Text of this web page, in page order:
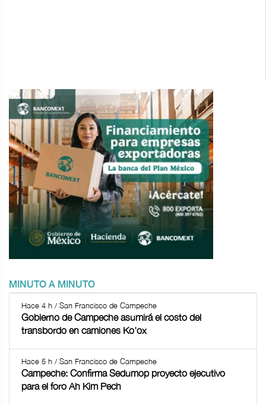
MINUTO A MINUTO
Hace 4 h / San Francisco de Campeche
Gobierno de Campeche asumirá el costo del
transbordo en camiones Ko'ox
Hace 5 h / San Francisco de Campeche
Campeche: Confirma Sedumop proyecto ejecutivo
para el foro Ah Kim Pech